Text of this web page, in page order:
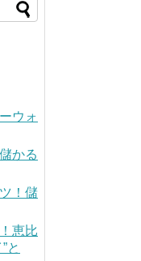
ウォ
かる
！儲
恵比
と